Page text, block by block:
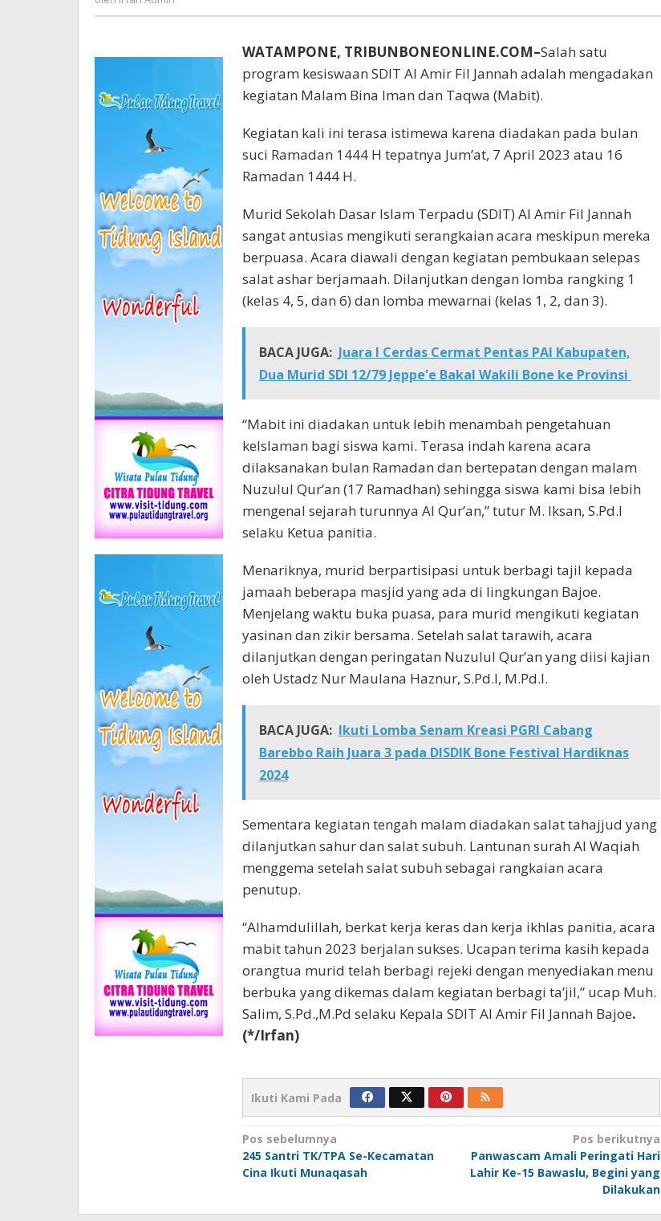
Taqwa
WATAMPONE, TRIBUNBONEONLINE.COM–Salah satu
program kesiswaan SDIT Al Amir Fil Jannah adalah mengadakan
kegiatan Malam Bina Iman dan Taqwa (Mabit).
Kegiatan kali ini terasa istimewa karena diadakan pada bulan
suci Ramadan 1444 H tepatnya Jum’at, 7 April 2023 atau 16
Ramadan 1444 H.
Murid Sekolah Dasar Islam Terpadu (SDIT) Al Amir Fil Jannah
sangat antusias mengikuti serangkaian acara meskipun mereka
berpuasa. Acara diawali dengan kegiatan pembukaan selepas
salat ashar berjamaah. Dilanjutkan dengan lomba rangking 1
(kelas 4, 5, dan 6) dan lomba mewarnai (kelas 1, 2, dan 3).
BACA JUGA: Juara I Cerdas Cermat Pentas PAI Kabupaten,
Dua Murid SDI 12/79 Jeppe'e Bakal Wakili Bone ke Provinsi
“Mabit ini diadakan untuk lebih menambah pengetahuan
keIslaman bagi siswa kami. Terasa indah karena acara
dilaksanakan bulan Ramadan dan bertepatan dengan malam
Nuzulul Qur’an (17 Ramadhan) sehingga siswa kami bisa lebih
mengenal sejarah turunnya Al Qur’an,” tutur M. Iksan, S.Pd.I
selaku Ketua panitia.
Menariknya, murid berpartisipasi untuk berbagi tajil kepada
jamaah beberapa masjid yang ada di lingkungan Bajoe.
Menjelang waktu buka puasa, para murid mengikuti kegiatan
yasinan dan zikir bersama. Setelah salat tarawih, acara
dilanjutkan dengan peringatan Nuzulul Qur’an yang diisi kajian
oleh Ustadz Nur Maulana Haznur, S.Pd.I, M.Pd.I.
BACA JUGA: Ikuti Lomba Senam Kreasi PGRI Cabang
Barebbo Raih Juara 3 pada DISDIK Bone Festival Hardiknas
2024
Sementara kegiatan tengah malam diadakan salat tahajjud yang
dilanjutkan sahur dan salat subuh. Lantunan surah Al Waqiah
menggema setelah salat subuh sebagai rangkaian acara
penutup.
“Alhamdulillah, berkat kerja keras dan kerja ikhlas panitia, acara
mabit tahun 2023 berjalan sukses. Ucapan terima kasih kepada
orangtua murid telah berbagi rejeki dengan menyediakan menu
berbuka yang dikemas dalam kegiatan berbagi ta’jil,” ucap Muh.
Salim, S.Pd.,M.Pd selaku Kepala SDIT Al Amir Fil Jannah Bajoe.
(*/Irfan)
Ikuti Kami Pada
Navigasi
pos
Pos sebelumnya
245 Santri TK/TPA Se-Kecamatan
Cina Ikuti Munaqasah
Pos berikutnya
Panwascam Amali Peringati Hari
Lahir Ke-15 Bawaslu, Begini yang
Dilakukan